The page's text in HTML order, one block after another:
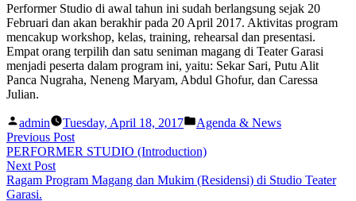
Performer Studio di awal tahun ini sudah berlangsung sejak 20
Februari dan akan berakhir pada 20 April 2017. Aktivitas program
mencakup workshop, kelas, training, rehearsal dan presentasi.
Empat orang terpilih dan satu seniman magang di Teater Garasi
menjadi peserta dalam program ini, yaitu: Sekar Sari, Putu Alit
Panca Nugraha, Neneng Maryam, Abdul Ghofur, dan Caressa
Julian.
Posted
by
admin Tuesday, April 18, 2017
Posted
Agenda & News
Post
navigation
Previous PostPrevious
post:
PERFORMER STUDIO (Introduction)
Next PostNext
post:
Ragam Program Magang dan Mukim (Residensi) di Studio Teater
Garasi.